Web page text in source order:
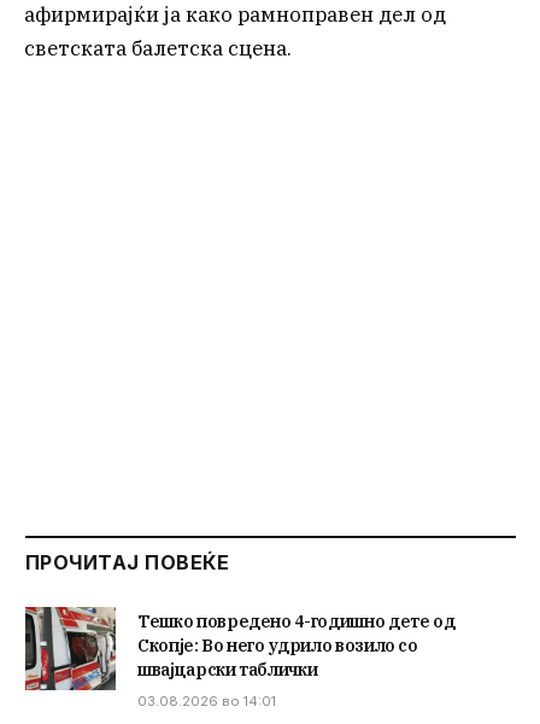
афирмирајќи ја како рамноправен дел од
светската балетска сцена.
ПРОЧИТАЈ ПОВЕЌЕ
Тешко повредено 4-годишно дете од
Скопје: Во него удрило возило со
швајцарски таблички
03.08.2026 во 14:01